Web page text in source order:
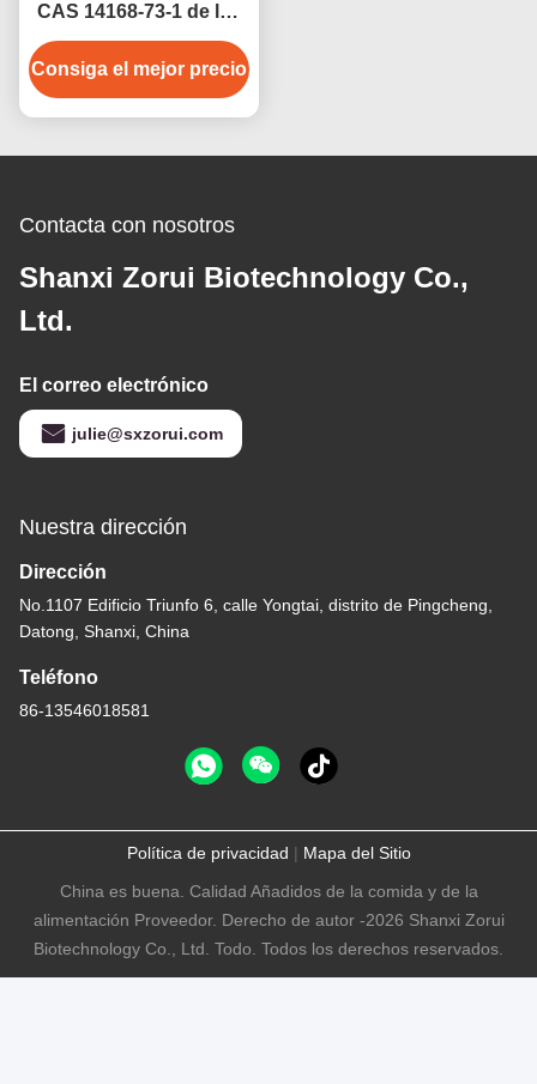
CAS 14168-73-1 de los
sulfatos del magnesio
de las sustancias
químicas del grado del
Consiga el mejor precio
Contacta con nosotros
Shanxi Zorui Biotechnology Co.,
Ltd.
El correo electrónico
julie@sxzorui.com
Nuestra dirección
Dirección
No.1107 Edificio Triunfo 6, calle Yongtai, distrito de Pingcheng,
Datong, Shanxi, China
Teléfono
86-13546018581
Política de privacidad | Mapa del Sitio
China es buena. Calidad Añadidos de la comida y de la
alimentación Proveedor. Derecho de autor -2026 Shanxi Zorui
Biotechnology Co., Ltd. Todo. Todos los derechos reservados.